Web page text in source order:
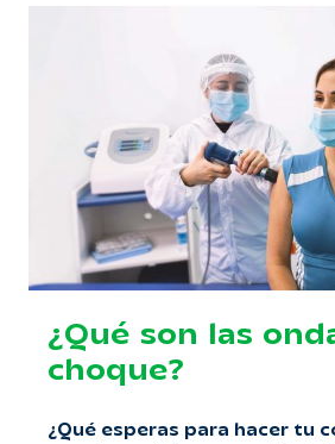
¿Qué son las
choque?
¿Qué esperas para hacer tu